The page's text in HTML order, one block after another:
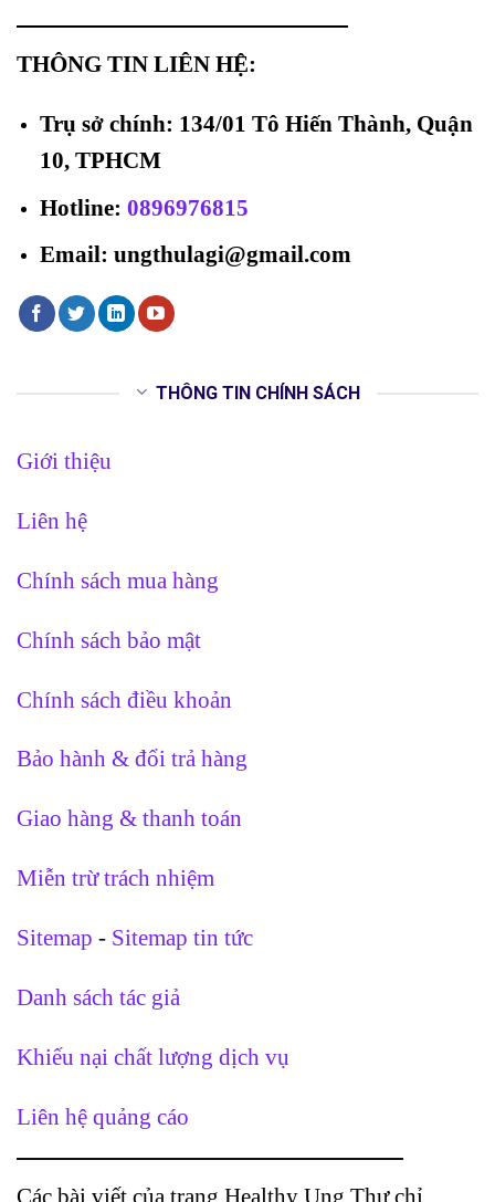
THÔNG TIN LIÊN HỆ:
Trụ sở chính: 134/01 Tô Hiến Thành, Quận
10, TPHCM
Hotline: 0896976815
Email: ungthulagi@gmail.com
THÔNG TIN CHÍNH SÁCH
Giới thiệu
Liên hệ
Chính sách mua hàng
Chính sách bảo mật
Chính sách điều khoản
Bảo hành & đổi trả hàng
Giao hàng & thanh toán
Miễn trừ trách nhiệm
Sitemap - Sitemap tin tức
Danh sách tác giả
Khiếu nại chất lượng dịch vụ
Liên hệ quảng cáo
Các bài viết của trang Healthy Ung Thư chỉ